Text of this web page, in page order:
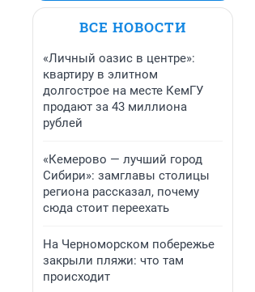
ВСЕ НОВОСТИ
«Личный оазис в центре»:
квартиру в элитном
долгострое на месте КемГУ
продают за 43 миллиона
рублей
«Кемерово — лучший город
Сибири»: замглавы столицы
региона рассказал, почему
сюда стоит переехать
На Черноморском побережье
закрыли пляжи: что там
происходит